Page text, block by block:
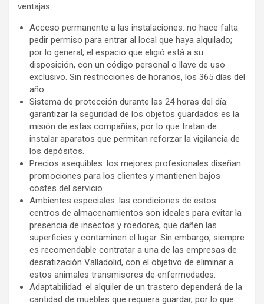
ventajas:
Acceso permanente a las instalaciones: no hace falta
pedir permiso para entrar al local que haya alquilado;
por lo general, el espacio que eligió está a su
disposición, con un código personal o llave de uso
exclusivo. Sin restricciones de horarios, los 365 días del
año.
Sistema de protección durante las 24 horas del día:
garantizar la seguridad de los objetos guardados es la
misión de estas compañías, por lo que tratan de
instalar aparatos que permitan reforzar la vigilancia de
los depósitos.
Precios asequibles: los mejores profesionales diseñan
promociones para los clientes y mantienen bajos
costes del servicio.
Ambientes especiales: las condiciones de estos
centros de almacenamientos son ideales para evitar la
presencia de insectos y roedores, que dañen las
superficies y contaminen el lugar. Sin embargo, siempre
es recomendable contratar a una de las empresas de
desratización Valladolid, con el objetivo de eliminar a
estos animales transmisores de enfermedades.
Adaptabilidad: el alquiler de un trastero dependerá de la
cantidad de muebles que requiera guardar, por lo que